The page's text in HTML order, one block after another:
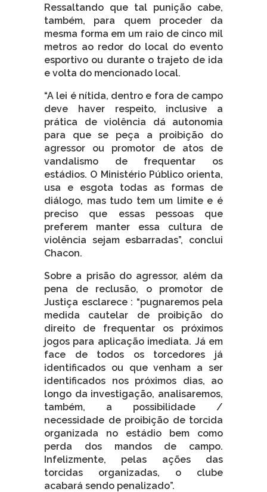
Ressaltando que tal punição cabe,
também, para quem proceder da
mesma forma em um raio de cinco mil
metros ao redor do local do evento
esportivo ou durante o trajeto de ida
e volta do mencionado local.
“A lei é nítida, dentro e fora de campo
deve haver respeito, inclusive a
prática de violência dá autonomia
para que se peça a proibição do
agressor ou promotor de atos de
vandalismo de frequentar os
estádios. O Ministério Público orienta,
usa e esgota todas as formas de
diálogo, mas tudo tem um limite e é
preciso que essas pessoas que
preferem manter essa cultura de
violência sejam esbarradas”, conclui
Chacon.
Sobre a prisão do agressor, além da
pena de reclusão, o promotor de
Justiça esclarece : “pugnaremos pela
medida cautelar de proibição do
direito de frequentar os próximos
jogos para aplicação imediata. Já em
face de todos os torcedores já
identificados ou que venham a ser
identificados nos próximos dias, ao
longo da investigação, analisaremos,
também, a possibilidade /
necessidade de proibição de torcida
organizada no estádio bem como
perda dos mandos de campo.
Infelizmente, pelas ações das
torcidas organizadas, o clube
acabará sendo penalizado”.